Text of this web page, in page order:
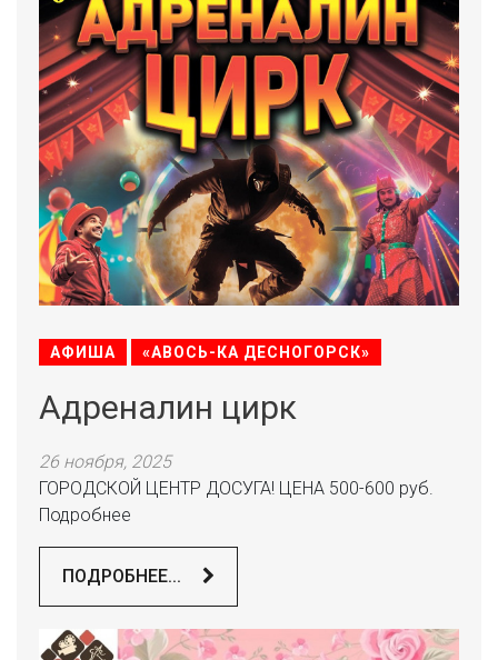
АФИША «АВОСЬ-КА ДЕСНОГОРСК»
Адреналин цирк
26 ноября, 2025
ГОРОДСКОЙ ЦЕНТР ДОСУГА! ЦЕНА 500-600 руб.
Подробнее
ПОДРОБНЕЕ...